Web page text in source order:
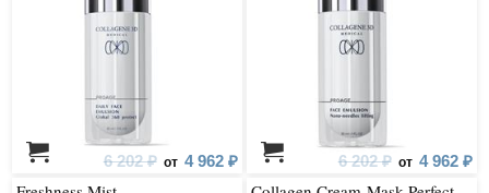
6 202 ₽ от 4 962 ₽ 6 202 ₽ от 4 962 ₽